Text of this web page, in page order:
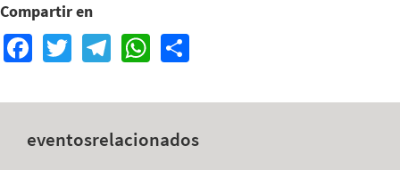
Compartir en
Facebook
TwitterTelegram
WhatsApp
eventosrelacionados